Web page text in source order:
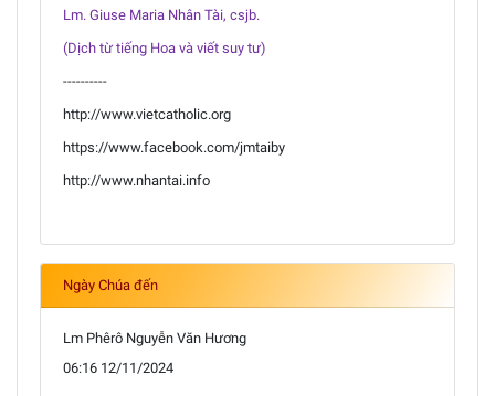
Lm. Giuse Maria Nhân Tài, csjb.
(Dịch từ tiếng Hoa và viết suy tư)
----------
http://www.vietcatholic.org
https://www.facebook.com/jmtaiby
http://www.nhantai.info
Ngày Chúa đến
Lm Phêrô Nguyễn Văn Hương
06:16 12/11/2024